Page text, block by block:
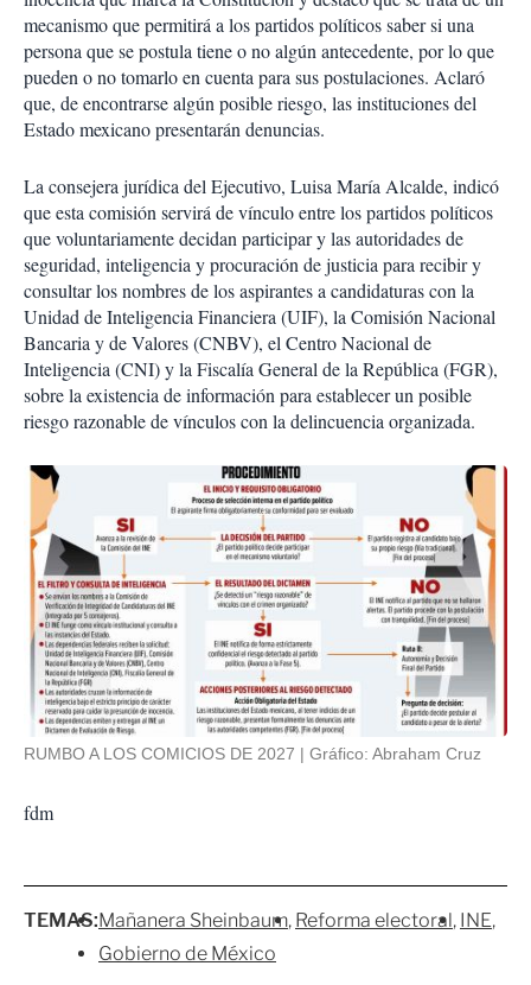
mecanismo que permitirá a los partidos políticos saber si una
persona que se postula tiene o no algún antecedente, por lo que
pueden o no tomarlo en cuenta para sus postulaciones. Aclaró
que, de encontrarse algún posible riesgo, las instituciones del
Estado mexicano presentarán denuncias.
La consejera jurídica del Ejecutivo, Luisa María Alcalde, indicó
que esta comisión servirá de vínculo entre los partidos políticos
que voluntariamente decidan participar y las autoridades de
seguridad, inteligencia y procuración de justicia para recibir y
consultar los nombres de los aspirantes a candidaturas con la
Unidad de Inteligencia Financiera (UIF), la Comisión Nacional
Bancaria y de Valores (CNBV), el Centro Nacional de
Inteligencia (CNI) y la Fiscalía General de la República (FGR),
sobre la existencia de información para establecer un posible
riesgo razonable de vínculos con la delincuencia organizada.
RUMBO A LOS COMICIOS DE 2027 Gráfico: Abraham Cruz
fdm
TEMAS:Mañanera Sheinbaum Reforma electoral
INE
Gobierno de México